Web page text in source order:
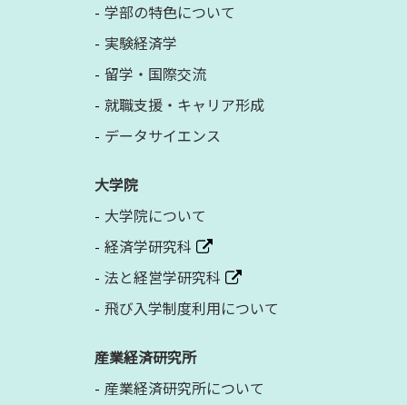
学部の特色について
実験経済学
留学・国際交流
就職支援・キャリア形成
データサイエンス
大学院
大学院について
経済学研究科
法と経営学研究科
飛び入学制度利用について
産業経済研究所
産業経済研究所について